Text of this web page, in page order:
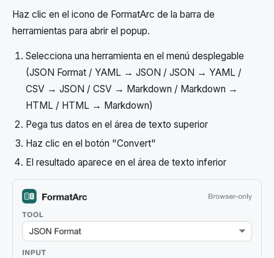
Haz clic en el icono de FormatArc de la barra de
herramientas para abrir el popup.
Selecciona una herramienta en el menú desplegable
(JSON Format / YAML → JSON / JSON → YAML /
CSV → JSON / CSV → Markdown / Markdown →
HTML / HTML → Markdown)
Pega tus datos en el área de texto superior
Haz clic en el botón "Convert"
El resultado aparece en el área de texto inferior